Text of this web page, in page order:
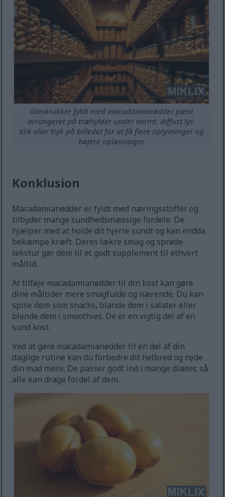
Glaskrukker fyldt med macadamianødder pænt
arrangeret på træhylder under varmt, diffust lys.
Klik eller tryk på billedet for at få flere oplysninger og
højere opløsninger.
Konklusion
Macadamianødder er fyldt med næringsstoffer og
tilbyder mange sundhedsmæssige fordele. De
hjælper med at holde dit hjerte sundt og kan endda
bekæmpe kræft. Deres lækre smag og sprøde
tekstur gør dem til et godt supplement til ethvert
måltid.
At tilføje macadamianødder til din kost kan gøre
dine måltider mere smagfulde og nærende. Du kan
spise dem som snacks, blande dem i salater eller
blende dem i smoothies. De er en vigtig del af en
sund kost.
Ved at gøre macadamianødder til en del af din
daglige rutine kan du forbedre dit helbred og nyde
din mad mere. De passer godt ind i mange diæter, så
alle kan drage fordel af dem.